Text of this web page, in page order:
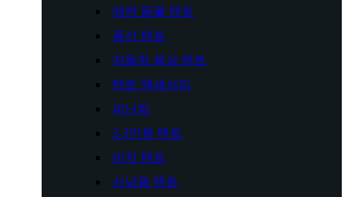
애완 동물 텐트
풍선 텐트
자동차 옥상 텐트
텐트 액세서리
피난처
2-3인용 텐트
비치 텐트
사냥용 텐트